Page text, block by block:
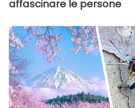
affascinare le persone